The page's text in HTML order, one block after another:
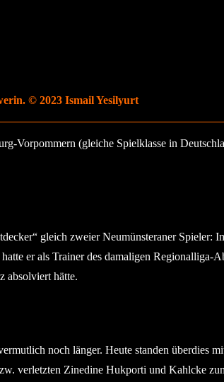
© 2023 Ismail Yesilyurt
Vorpommern (gleiche Spielklasse in
gleich zweier Neumünsteraner Spieler:
er als Trainer des damaligen Regionalliga-
absolviert hätte.
noch länger. Heute standen überdies
verletzten Zinedine Hukporti und Kahlcke